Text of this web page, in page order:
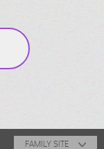
FAMILY SITE